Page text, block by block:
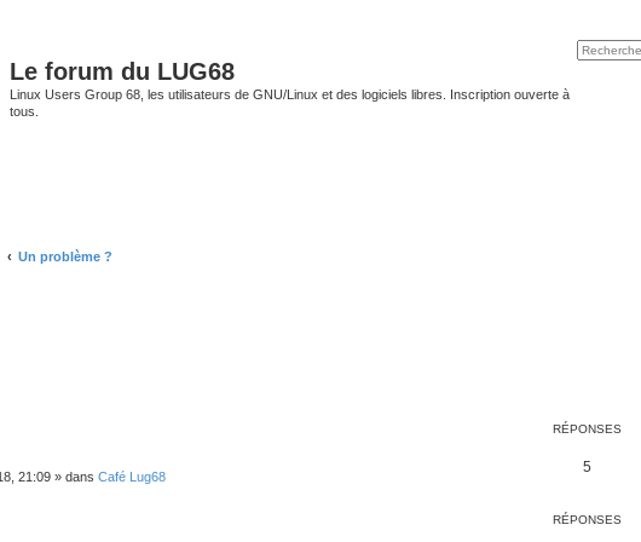
Le forum du LUG68
Linux Users Group 68, les utilisateurs de GNU/Linux et des logiciels libres. Inscription ouverte à
tous.
Un problème ?
RÉPONSES
21:09 » dans Café Lug68
5
RÉPONSES